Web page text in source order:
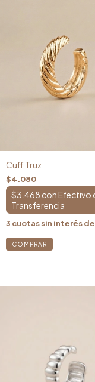
Cuff Truz
$4.080
$3.468 con
3 cuotas sin interés de